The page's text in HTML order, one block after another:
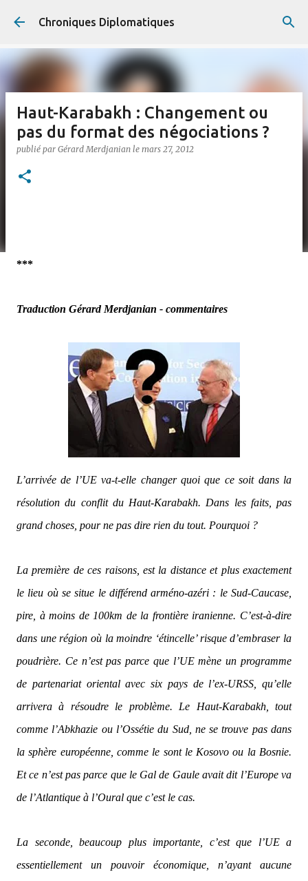
Accéder au contenu principal
Chroniques Diplomatiques
Haut-Karabakh : Changement ou
pas du format des négociations ?
publié par Gérard Merdjanian le mars 27, 2012
***
Traduction Gérard Merdjanian - commentaires
L’arrivée de l’UE va-t-elle changer quoi que ce soit dans la
résolution du conflit du Haut-Karabakh. Dans les faits, pas
grand choses, pour ne pas dire rien du tout. Pourquoi ?
La première de ces raisons, est la distance et plus exactement
le lieu où se situe le différend arméno-azéri : le Sud-Caucase,
pire, à moins de 100km de la frontière iranienne. C’est-à-dire
dans une région où la moindre ‘étincelle’ risque d’embraser la
poudrière. Ce n’est pas parce que l’UE mène un programme
de partenariat oriental avec six pays de l’ex-URSS, qu’elle
arrivera à résoudre le problème. Le Haut-Karabakh, tout
comme l’Abkhazie ou l’Ossétie du Sud, ne se trouve pas dans
la sphère européenne, comme le sont le Kosovo ou la Bosnie.
Et ce n’est pas parce que le Gal de Gaule avait dit l’Europe va
de l’Atlantique à l’Oural que c’est le cas.
La seconde, beaucoup plus importante, c’est que l’UE a
essentiellement un pouvoir économique, n’ayant aucune